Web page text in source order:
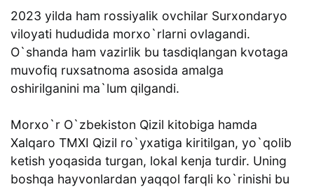
2023 yilda ham rossiyalik ovchilar Surxondaryo
viloyati hududida morxo`rlarni ovlagandi.
O`shanda ham vazirlik bu tasdiqlangan kvotaga
muvofiq ruxsatnoma asosida amalga
oshirilganini ma`lum qilgandi.
Morxo`r O`zbekiston Qizil kitobiga hamda
Xalqaro TMXI Qizil ro`yxatiga kiritilgan, yo`qolib
ketish yoqasida turgan, lokal kenja turdir. Uning
boshqa hayvonlardan yaqqol farqli ko`rinishi bu